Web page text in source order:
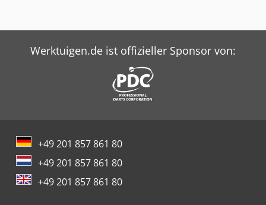
Werktuigen.de ist offizieller Sponsor von:
+49 201 857 861 80
+49 201 857 861 80
+49 201 857 861 80